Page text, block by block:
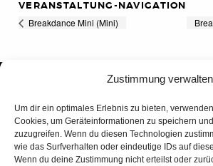
Zustimmung verwalten
Um dir ein optimales Erlebnis zu bieten,
Cookies, um Geräteinformationen zu speichern
zuzugreifen. Wenn du diesen Technologien
wie das Surfverhalten oder eindeutige IDs auf
Wenn du deine Zustimmung nicht erteilst oder
VERANSTALTUNG-NAVIGATION
Breakdance Mini (Mini)